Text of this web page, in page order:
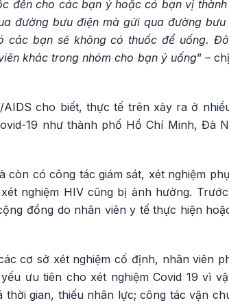
đến cho các bạn ý hoặc có bạn vị thành
đường bưu điện mà gửi qua đường bưu
bạn sẽ không có thuốc để uống.
khác trong nhóm cho bạn ý uống” –
cho biết, thực tế trên xảy ra ở
19 như thành phố Hồ Chí Minh, Đà
có công tác giám sát, xét nghiệm
nghiệm HIV cũng bị ảnh hưởng.
đồng do nhân viên y tế thực hiện
cơ sở xét nghiệm cố định, nhân viên
ưu tiên cho xét nghiệm Covid 19 vì
gian, thiếu nhân lực; công tác vận